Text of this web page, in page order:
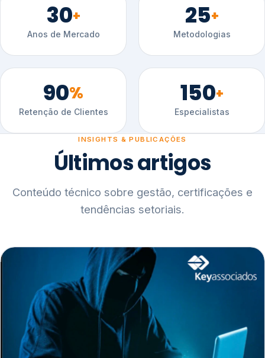
30+
Anos de Mercado
25+
Metodologias
90%
Retenção de Clientes
150+
Especialistas
INSIGHTS & PUBLICAÇÕES
Últimos artigos
Conteúdo técnico sobre gestão, certificações e
tendências setoriais.